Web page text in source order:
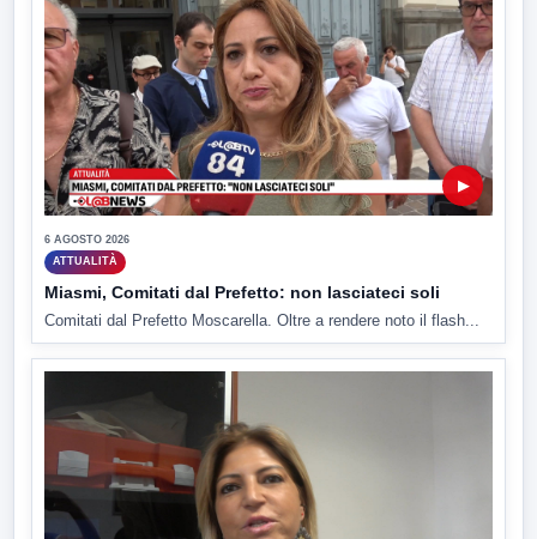
▶
6 AGOSTO 2026
ATTUALITÀ
Miasmi, Comitati dal Prefetto: non lasciateci soli
Comitati dal Prefetto Moscarella. Oltre a rendere noto il flash...